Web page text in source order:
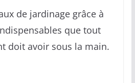
de jardinage grâce à
que tout
doit avoir sous la main.